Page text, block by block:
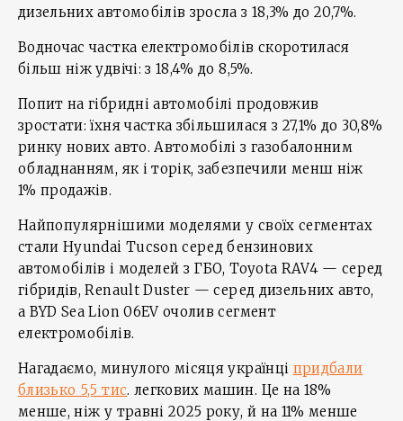
дизельних автомобілів зросла з 18,3% до 20,7%.
Водночас частка електромобілів скоротилася
більш ніж удвічі: з 18,4% до 8,5%.
Попит на гібридні автомобілі продовжив
зростати: їхня частка збільшилася з 27,1% до 30,8%
ринку нових авто. Автомобілі з газобалонним
обладнанням, як і торік, забезпечили менш ніж
1% продажів.
Найпопулярнішими моделями у своїх сегментах
стали Hyundai Tucson серед бензинових
автомобілів і моделей з ГБО, Toyota RAV4 — серед
гібридів, Renault Duster — серед дизельних авто,
а BYD Sea Lion 06EV очолив сегмент
електромобілів.
Нагадаємо, минулого місяця українці придбали
близько 5,5 тис. легкових машин. Це на 18%
менше, ніж у травні 2025 року, й на 11% менше